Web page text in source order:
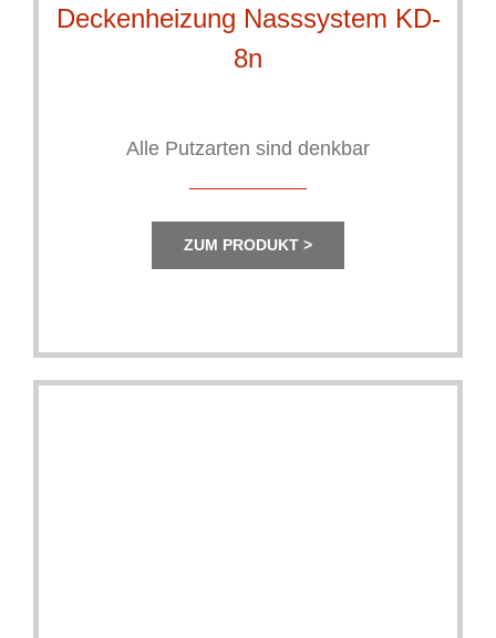
Deckenheizung Nasssystem KD-
8n
Alle Putzarten sind denkbar
ZUM PRODUKT >